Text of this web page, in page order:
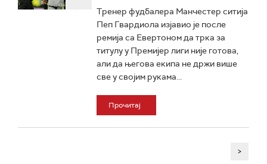
Тренер фудбалера Манчестер ситија
Пеп Гвардиола изјавио је после
ремија са Евертоном да трка за
титулу у Премијер лиги није готова,
али да његова екипа не држи више
све у својим рукама...
Прочитај
>